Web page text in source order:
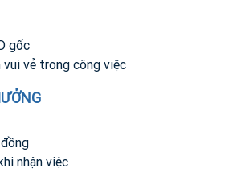
gốc
vẻ trong công việc
nhận việc